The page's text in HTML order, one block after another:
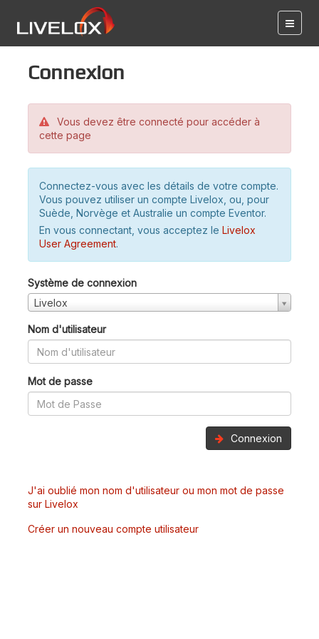
Connexion
Vous devez être connecté pour accéder à
cette page
Connectez-vous avec les détails de votre compte.
Vous pouvez utiliser un compte Livelox, ou, pour
Suède, Norvège et Australie un compte Eventor.
En vous connectant, vous acceptez le Livelox
User Agreement.
Système de connexion
Livelox
Nom d'utilisateur
Mot de passe
Connexion
J'ai oublié mon nom d'utilisateur ou mon mot de passe
sur Livelox
Créer un nouveau compte utilisateur